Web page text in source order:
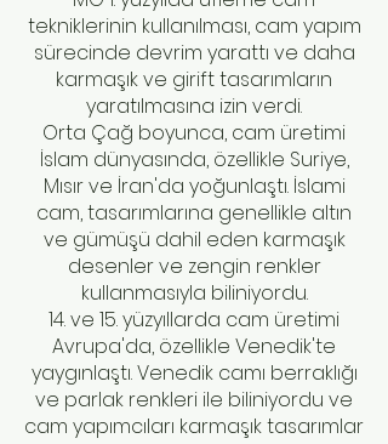
tekniklerinin kullanılması, cam yapım
sürecinde devrim yarattı ve daha
karmaşık ve girift tasarımların
yaratılmasına izin verdi.
Orta Çağ boyunca, cam üretimi
İslam dünyasında, özellikle Suriye,
Mısır ve İran'da yoğunlaştı. İslami
cam, tasarımlarına genellikle altın
ve gümüşü dahil eden karmaşık
desenler ve zengin renkler
kullanmasıyla biliniyordu.
14. ve 15. yüzyıllarda cam üretimi
Avrupa'da, özellikle Venedik'te
yaygınlaştı. Venedik camı berraklığı
ve parlak renkleri ile biliniyordu ve
cam yapımcıları karmaşık tasarımlar